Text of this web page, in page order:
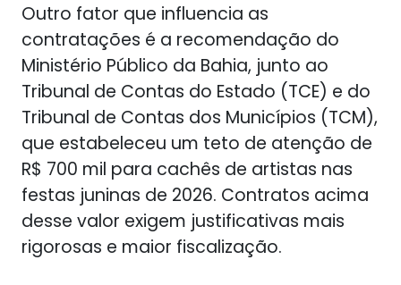
Outro fator que influencia as
contratações é a recomendação do
Ministério Público da Bahia, junto ao
Tribunal de Contas do Estado (TCE) e do
Tribunal de Contas dos Municípios (TCM),
que estabeleceu um teto de atenção de
R$ 700 mil para cachês de artistas nas
festas juninas de 2026. Contratos acima
desse valor exigem justificativas mais
rigorosas e maior fiscalização.